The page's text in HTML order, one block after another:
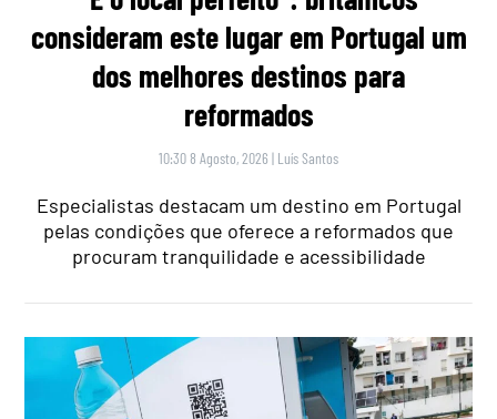
consideram este lugar em Portugal um
dos melhores destinos para
reformados
10:30 8 Agosto, 2026 | Luís Santos
Especialistas destacam um destino em Portugal
pelas condições que oferece a reformados que
procuram tranquilidade e acessibilidade